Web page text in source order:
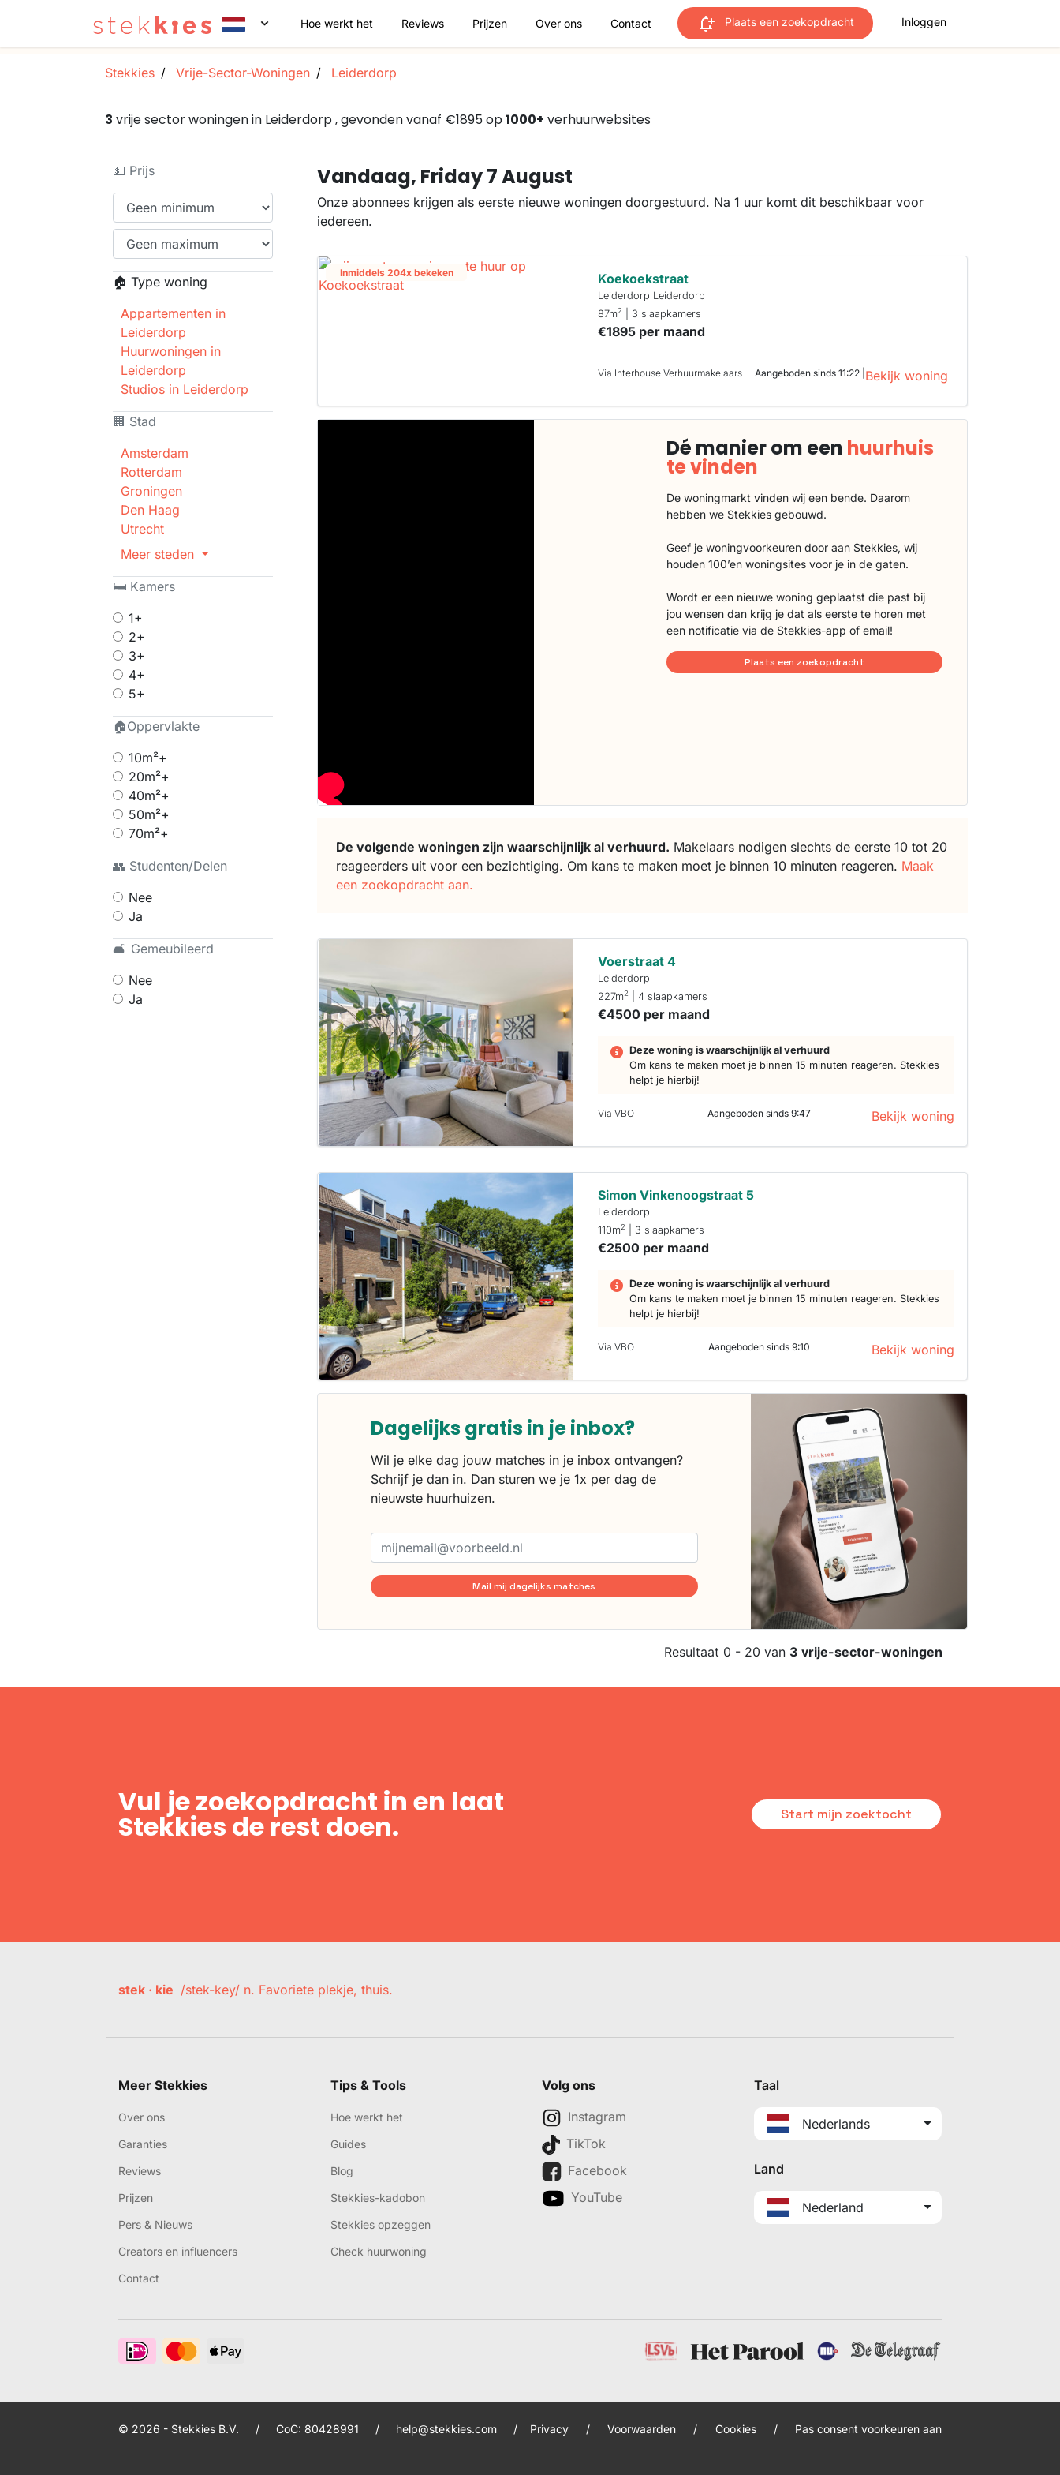
Hoe werkt het Reviews Prijzen Over ons Contact Plaats een zoekopdracht Inloggen
Stekkies Vrije-Sector-Woningen Leiderdorp
3 vrije sector woningen in Leiderdorp , gevonden vanaf €1895 op1000+ verhuurwebsites
💵 Prijs
🏠 Type woning
Appartementen in
Leiderdorp
Huurwoningen in
Leiderdorp
Studios in Leiderdorp
🏢 Stad
Amsterdam
Rotterdam
Groningen
Den Haag
Utrecht
Meer steden
🛏 Kamers
1+
2+
3+
4+
5+
🏠Oppervlakte
10m²+
20m²+
40m²+
50m²+
70m²+
👥 Studenten/Delen
Nee
Ja
🛋 Gemeubileerd
Nee
Ja
Vandaag, Friday 7 August
Onze abonnees krijgen als eerste nieuwe woningen doorgestuurd. Na 1 uur komt dit beschikbaar voor
iedereen.
Inmiddels 204x bekeken Koekoekstraat
Leiderdorp Leiderdorp
87m2 | 3 slaapkamers
€1895 per maand
Via Interhouse Verhuurmakelaars Aangeboden sinds 11:22 | Bekijk woning
Dé manier om een huurhuis
te vinden
De woningmarkt vinden wij een bende. Daarom
hebben we Stekkies gebouwd.
Geef je woningvoorkeuren door aan Stekkies, wij
houden 100’en woningsites voor je in de gaten.
Wordt er een nieuwe woning geplaatst die past bij
jou wensen dan krijg je dat als eerste te horen met
een notificatie via de Stekkies-app of email!
Plaats een zoekopdracht
De volgende woningen zijn waarschijnlijk al verhuurd. Makelaars nodigen slechts de eerste 10 tot 20
reageerders uit voor een bezichtiging. Om kans te maken moet je binnen 10 minuten reageren. Maak
een zoekopdracht aan.
Voerstraat 4
Leiderdorp
227m2 | 4 slaapkamers
€4500 per maand
Deze woning is waarschijnlijk al verhuurd
Om kans te maken moet je binnen 15 minuten reageren. Stekkies
helpt je hierbij!
Via VBO Aangeboden sinds 9:47 Bekijk woning
Simon Vinkenoogstraat 5
Leiderdorp
110m2 | 3 slaapkamers
€2500 per maand
Deze woning is waarschijnlijk al verhuurd
Om kans te maken moet je binnen 15 minuten reageren. Stekkies
helpt je hierbij!
Via VBO Aangeboden sinds 9:10 Bekijk woning
Dagelijks gratis in je inbox?
Wil je elke dag jouw matches in je inbox ontvangen?
Schrijf je dan in. Dan sturen we je 1x per dag de
nieuwste huurhuizen.
Mail mij dagelijks matches
Resultaat 0 - 20 van 3 vrije-sector-woningen
Vul je zoekopdracht in en laat
Stekkies de rest doen. Start mijn zoektocht
stek · kie /stek-key/ n. Favoriete plekje, thuis.
Meer Stekkies
Over ons
Garanties
Reviews
Prijzen
Pers & Nieuws
Creators en influencers
Contact
Tips & Tools
Hoe werkt het
Guides
Blog
Stekkies-kadobon
Stekkies opzeggen
Check huurwoning
Volg ons
Instagram
TikTok
Facebook
YouTube
Taal
Nederlands
Land
Nederland
© 2026 - Stekkies B.V. / CoC: 80428991 / help@stekkies.com / Privacy / Voorwaarden / Cookies / Pas consent voorkeuren aan